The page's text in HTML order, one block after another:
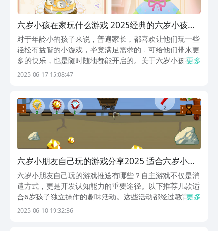
六岁小孩在家玩什么游戏 2025经典的六岁小孩游
戏介绍
对于年龄小的孩子来说，普遍家长，都喜欢让他们玩一些
轻松有益智的小游戏，毕竟满足需求的，可给他们带来更
多的快乐，也是随时随地都能开启的。关于六岁小孩在家
玩什么游戏？接下来的这几款都是非常不错的游戏，选择
漂...
更多
2025-06-17 15:08:47
六岁小朋友自己玩的游戏分享2025 适合六岁小朋
友的游戏汇总
六岁小朋友自己玩的游戏推送有哪些？自主游戏不仅是消
遣方式，更是开发认知能力的重要途径。以下推荐几款适
合6岁孩子独立操作的趣味活动。这些活动都经过教育专
家验证，在保证安全性的同时，能促进儿童多项基础能力
更多
2025-06-10 19:32:36